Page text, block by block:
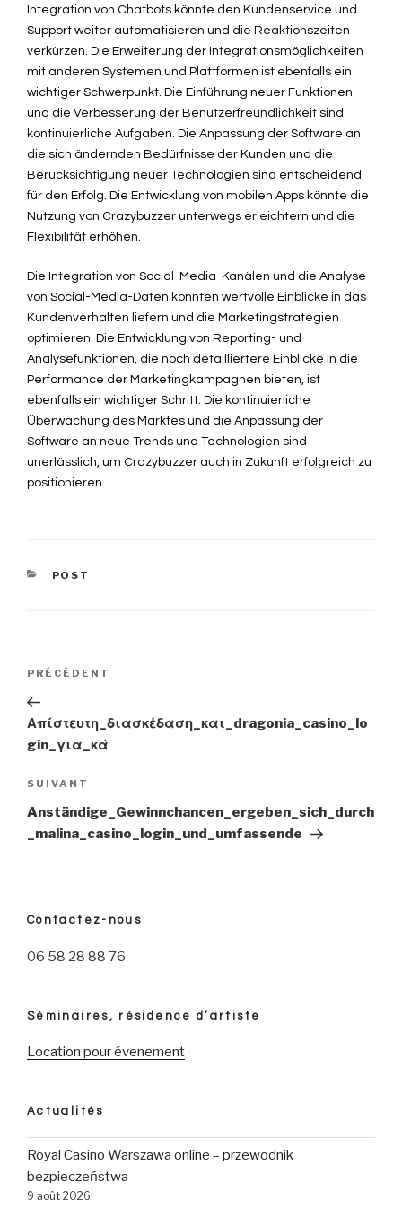
Integration von Chatbots könnte den Kundenservice und
Support weiter automatisieren und die Reaktionszeiten
verkürzen. Die Erweiterung der Integrationsmöglichkeiten
mit anderen Systemen und Plattformen ist ebenfalls ein
wichtiger Schwerpunkt. Die Einführung neuer Funktionen
und die Verbesserung der Benutzerfreundlichkeit sind
kontinuierliche Aufgaben. Die Anpassung der Software an
die sich ändernden Bedürfnisse der Kunden und die
Berücksichtigung neuer Technologien sind entscheidend
für den Erfolg. Die Entwicklung von mobilen Apps könnte die
Nutzung von Crazybuzzer unterwegs erleichtern und die
Flexibilität erhöhen.
Die Integration von Social-Media-Kanälen und die Analyse
von Social-Media-Daten könnten wertvolle Einblicke in das
Kundenverhalten liefern und die Marketingstrategien
optimieren. Die Entwicklung von Reporting- und
Analysefunktionen, die noch detailliertere Einblicke in die
Performance der Marketingkampagnen bieten, ist
ebenfalls ein wichtiger Schritt. Die kontinuierliche
Überwachung des Marktes und die Anpassung der
Software an neue Trends und Technologien sind
unerlässlich, um Crazybuzzer auch in Zukunft erfolgreich zu
positionieren.
CATÉGORIES
POST
Navigation
de
l’article
Article
précédent
PRÉCÉDENT
Απίστευτη_διασκέδαση_και_dragonia_casino_lo
gin_για_κά
Article
suivant
SUIVANT
Anständige_Gewinnchancen_ergeben_sich_durch
_malina_casino_login_und_umfassende
Contactez-nous
06 58 28 88 76
Séminaires, résidence d’artiste
Location pour évenement
Actualités
Royal Casino Warszawa online – przewodnik
bezpieczeństwa
9 août 2026